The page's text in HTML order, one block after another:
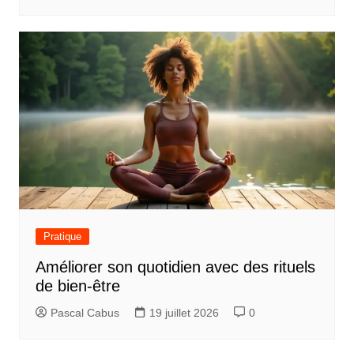
Pratique
Améliorer son quotidien avec des rituels
de bien-être
Pascal Cabus 19 juillet 2026 0